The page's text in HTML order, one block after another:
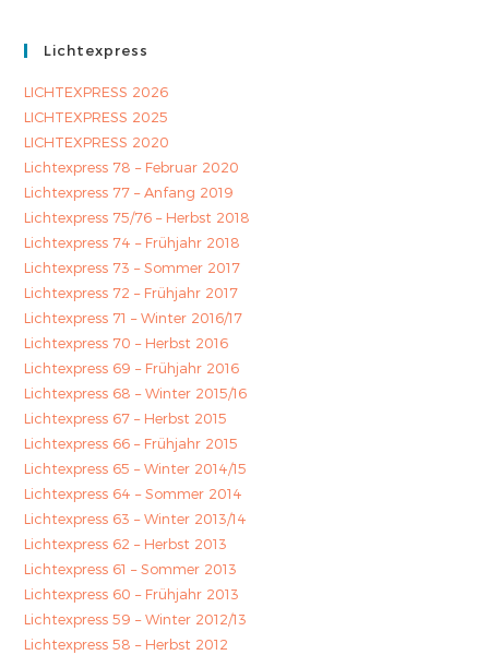
Lichtexpress
LICHTEXPRESS 2026
LICHTEXPRESS 2025
LICHTEXPRESS 2020
Lichtexpress 78 – Februar 2020
Lichtexpress 77 – Anfang 2019
Lichtexpress 75/76 – Herbst 2018
Lichtexpress 74 – Frühjahr 2018
Lichtexpress 73 – Sommer 2017
Lichtexpress 72 – Frühjahr 2017
Lichtexpress 71 – Winter 2016/17
Lichtexpress 70 – Herbst 2016
Lichtexpress 69 – Frühjahr 2016
Lichtexpress 68 – Winter 2015/16
Lichtexpress 67 – Herbst 2015
Lichtexpress 66 – Frühjahr 2015
Lichtexpress 65 – Winter 2014/15
Lichtexpress 64 – Sommer 2014
Lichtexpress 63 – Winter 2013/14
Lichtexpress 62 – Herbst 2013
Lichtexpress 61 – Sommer 2013
Lichtexpress 60 – Frühjahr 2013
Lichtexpress 59 – Winter 2012/13
Lichtexpress 58 – Herbst 2012